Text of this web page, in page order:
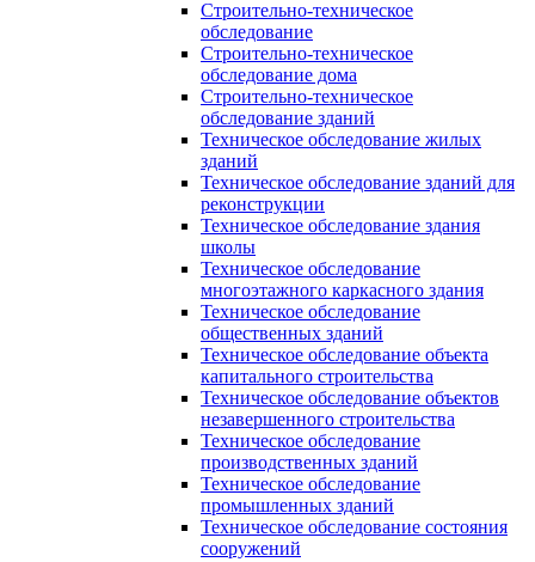
Строительно-техническое
обследование
Строительно-техническое
обследование дома
Строительно-техническое
обследование зданий
Техническое обследование жилых
зданий
Техническое обследование зданий для
реконструкции
Техническое обследование здания
школы
Техническое обследование
многоэтажного каркасного здания
Техническое обследование
общественных зданий
Техническое обследование объекта
капитального строительства
Техническое обследование объектов
незавершенного строительства
Техническое обследование
производственных зданий
Техническое обследование
промышленных зданий
Техническое обследование состояния
сооружений